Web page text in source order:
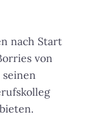
nach Start
von